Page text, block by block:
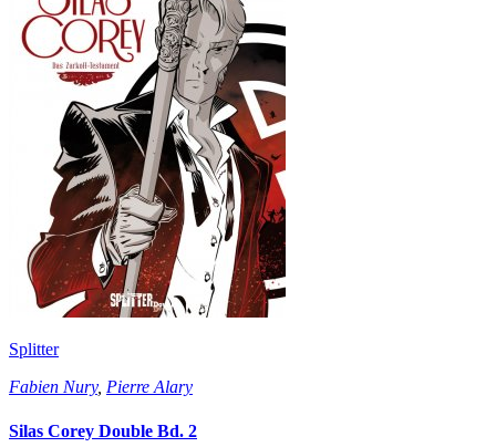
Splitter
Fabien Nury, Pierre Alary
Silas Corey Double Bd. 2